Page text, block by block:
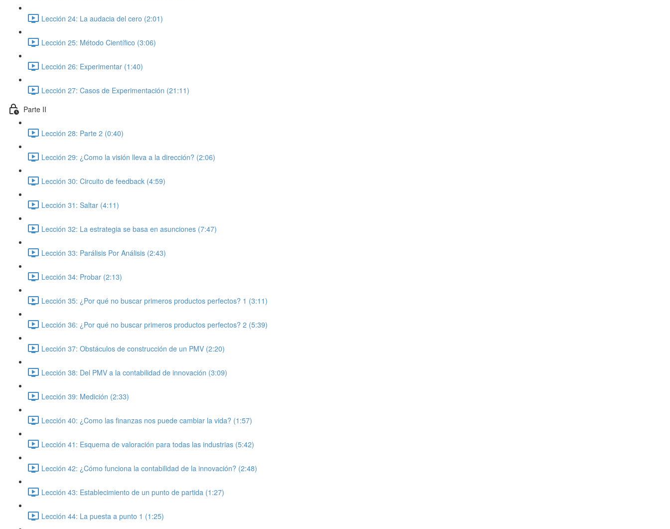
Lección 24: La audacia del cero (2:01)
Lección 25: Método Científico (3:06)
Lección 26: Experimentar (1:40)
Lección 27: Casos de Experimentación (21:11)
Parte II
Lección 28: Parte 2 (0:40)
Lección 29: ¿Como la visión lleva a la dirección? (2:06)
Lección 30: Circuito de feedback (4:59)
Lección 31: Saltar (4:11)
Lección 32: La estrategia se basa en asunciones (7:47)
Lección 33: Parálisis Por Análisis (2:43)
Lección 34: Probar (2:13)
Lección 35: ¿Por qué no buscar primeros productos perfectos? 1 (3:11)
Lección 36: ¿Por qué no buscar primeros productos perfectos? 2 (5:39)
Lección 37: Obstáculos de construcción de un PMV (2:20)
Lección 38: Del PMV a la contabilidad de innovación (3:09)
Lección 39: Medición (2:33)
Lección 40: ¿Como las finanzas nos puede cambiar la vida? (1:57)
Lección 41: Esquema de valoración para todas las industrias (5:42)
Lección 42: ¿Cómo funciona la contabilidad de la innovación? (2:48)
Lección 43: Establecimiento de un punto de partida (1:27)
Lección 44: La puesta a punto 1 (1:25)